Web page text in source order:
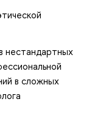
нестандартных
в сложных